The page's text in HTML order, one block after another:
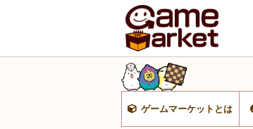
ゲームマーケットとは